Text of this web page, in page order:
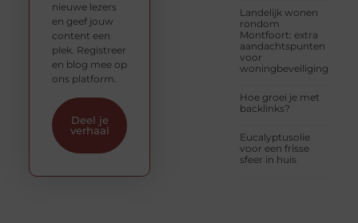
Landelijk wonen
rondom
Montfoort: extra
aandachtspunten
voor
woningbeveiliging
Hoe groei je met
backlinks?
Eucalyptusolie
voor een frisse
sfeer in huis
nieuwe lezers
en geef jouw
content een
plek. Registreer
en blog mee op
ons platform.
Deel je
verhaal